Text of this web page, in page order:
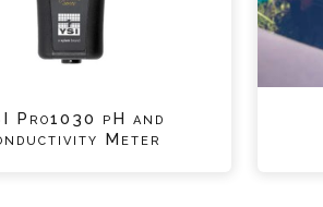
Pro1030 pH and
Meter